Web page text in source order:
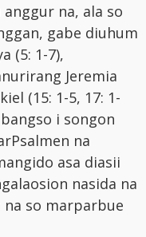
na, ala so
gabe diuhum
(5: 1-7),
Jeremia
(15: 1-5, 17: 1-
i songon
na
asa diasii
nasida na
so marparbue